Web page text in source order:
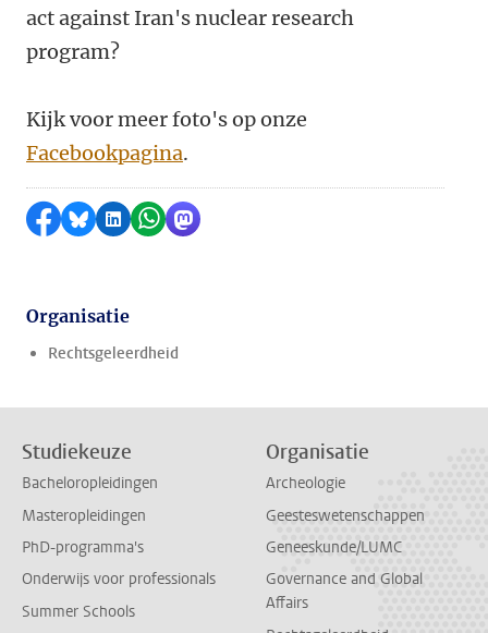
act against Iran's nuclear research
program?
Kijk voor meer foto's op onze
Facebookpagina.
Delen op Facebook
Delen via Bluesky
Delen op LinkedIn
Delen via WhatsApp
Delen via Mastodon
Organisatie
Rechtsgeleerdheid
Studiekeuze
Bacheloropleidingen
Masteropleidingen
PhD-programma's
Onderwijs voor professionals
Summer Schools
Organisatie
Archeologie
Geesteswetenschappen
Geneeskunde/LUMC
Governance and Global
Affairs